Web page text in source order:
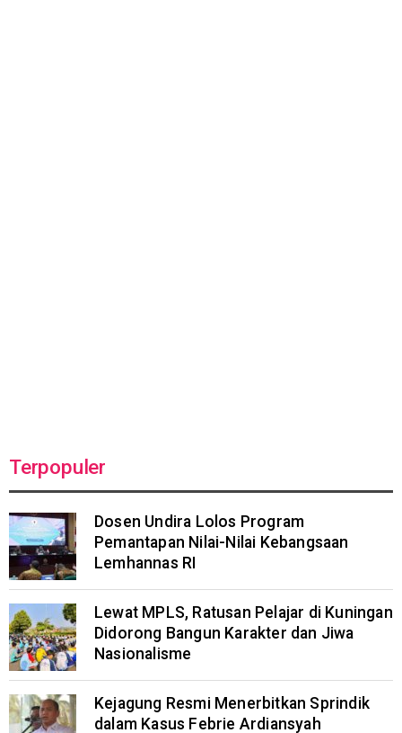
Terpopuler
Dosen Undira Lolos Program
Pemantapan Nilai-Nilai Kebangsaan
Lemhannas RI
Lewat MPLS, Ratusan Pelajar di Kuningan
Didorong Bangun Karakter dan Jiwa
Nasionalisme
Kejagung Resmi Menerbitkan Sprindik
dalam Kasus Febrie Ardiansyah